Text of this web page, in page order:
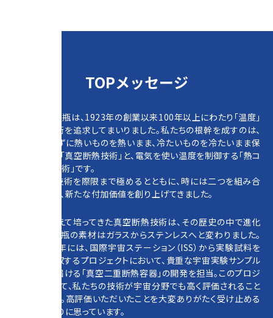
TOPメッセージ
タイガー魔法瓶は、1923年の創業以来100年以上にわたり「温度」
に関する技術を追求してまいりました。私たちの根幹を成すのは、
電気を使わずに熱いものを熱いまま、冷たいものを冷たいまま保
温・保冷する「真空断熱技術」と、電気を使い温度を制御する「熱コ
ントロール技術」です。
この二つの技術を際限まで極めるとともに、時には二つを組み合
わせることで、新たな付加価値を創り上げてきました。
一世紀を越えて培ってきた真空断熱技術は、その歴史の中で進化
を遂げ、魔法瓶の素材はガラスからステンレスへと変わりました。
さらに2018年には、国際宇宙ステーション（ISS）から実験試料を
地球へと回収するプロジェクトにおいて、貴重な宇宙実験サンプル
等を地上に届ける「真空二重断熱容器」の開発を担当。このプロジ
ェクトを通じて、私たちの技術が宇宙分野でも高く評価されること
となりました。高評価いただいたことを大変ありがたく受け止める
とともに、誇りに思っています。